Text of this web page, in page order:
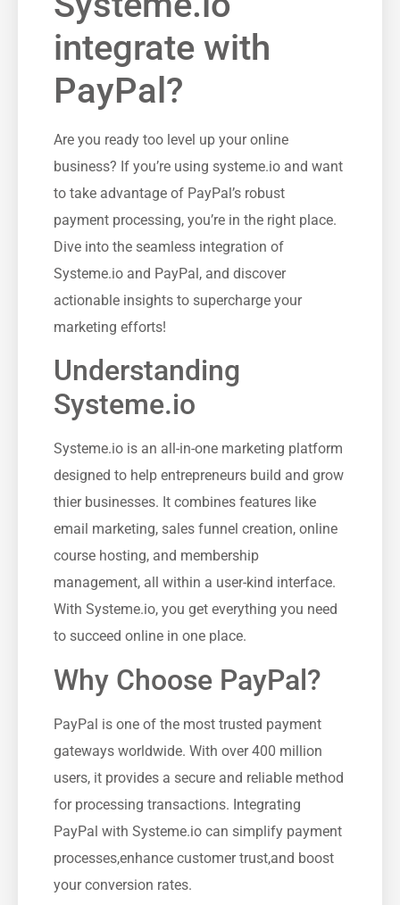
integrate with
PayPal?
Are you ready too level up your online
business? If you’re using systeme.io and want
‍to‍ take advantage of PayPal’s robust
payment processing, ‌you’re in the right place.
Dive into the seamless integration ⁤of
Systeme.io and PayPal, and discover
actionable insights to supercharge your
marketing ​efforts!
Understanding
Systeme.io
Systeme.io is an all-in-one marketing ‌platform
designed to help ‍entrepreneurs build and grow
thier⁣ businesses. It combines features like
email marketing, sales⁣ funnel creation, online⁣
course ​hosting, and membership
management, all within a user-kind interface.
‌With Systeme.io, you⁣ get⁢ everything⁢ you ​need
to succeed online ⁤in one place.
Why Choose PayPal?
PayPal is one of the most trusted ‍payment
gateways ‌worldwide. With over 400⁣ million
users, it provides a secure and reliable method
for processing ⁤transactions. Integrating
PayPal with Systeme.io can simplify payment
processes,enhance customer trust,and boost
your‍ conversion ‌rates.